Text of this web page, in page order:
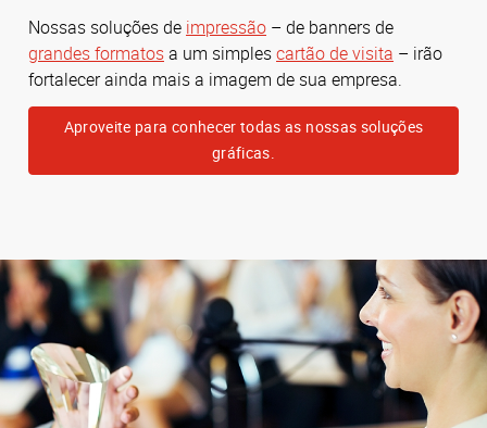
Nossas soluções de impressão – de banners de
grandes formatosa um simplescartão de visita – irão
fortalecer ainda mais a imagem de sua empresa.
Aproveite para conhecer todas as nossas soluções
gráficas.